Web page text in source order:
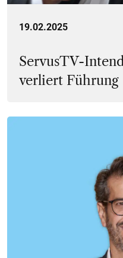
19.02.2025
ServusTV-
verliert Führung